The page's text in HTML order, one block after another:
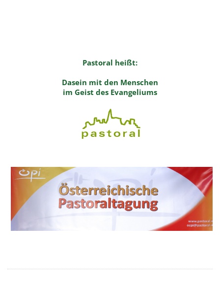
Pastoral heißt:
Dasein mit den Menschen
im Geist des Evangeliums